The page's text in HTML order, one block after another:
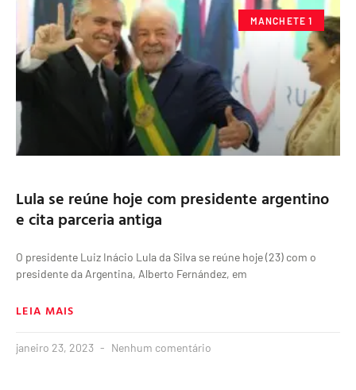
MANCHETE 1
Lula se reúne hoje com presidente argentino
e cita parceria antiga
O presidente Luiz Inácio Lula da Silva se reúne hoje (23) com o
presidente da Argentina, Alberto Fernández, em
LEIA MAIS
janeiro 23, 2023 Nenhum comentário